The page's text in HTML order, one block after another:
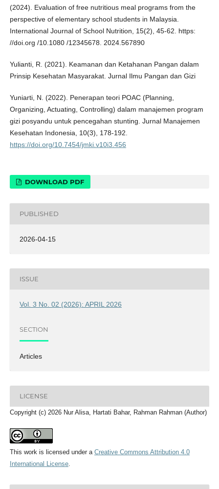
(2024). Evaluation of free nutritious meal programs from the
perspective of elementary school students in Malaysia.
International Journal of School Nutrition, 15(2), 45-62. https:
//doi.org /10.1080 /12345678. 2024.567890
Yulianti, R. (2021). Keamanan dan Ketahanan Pangan dalam
Prinsip Kesehatan Masyarakat. Jurnal Ilmu Pangan dan Gizi
Yuniarti, N. (2022). Penerapan teori POAC (Planning,
Organizing, Actuating, Controlling) dalam manajemen program
gizi posyandu untuk pencegahan stunting. Jurnal Manajemen
Kesehatan Indonesia, 10(3), 178-192.
https://doi.org/10.7454/jmki.v10i3.456
DOWNLOAD PDF
PUBLISHED
2026-04-15
ISSUE
Vol. 3 No. 02 (2026): APRIL 2026
SECTION
Articles
LICENSE
Copyright (c) 2026 Nur Alisa, Hartati Bahar, Rahman Rahman (Author)
This work is licensed under a Creative Commons Attribution 4.0
International License.